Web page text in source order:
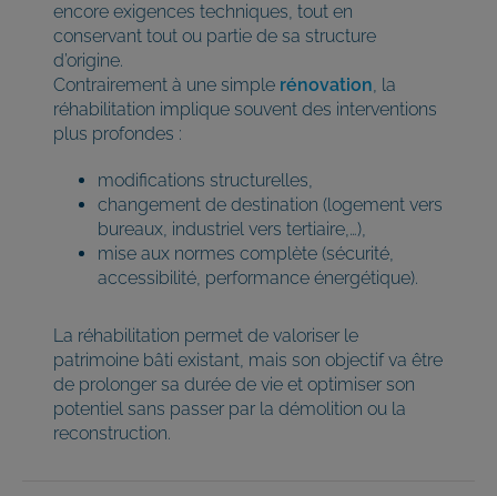
encore exigences techniques, tout en
conservant tout ou partie de sa structure
d’origine.
Contrairement à une simple rénovation, la
réhabilitation implique souvent des interventions
plus profondes :
modifications structurelles,
changement de destination (logement vers
bureaux, industriel vers tertiaire,…),
mise aux normes complète (sécurité,
accessibilité, performance énergétique).
La réhabilitation permet de valoriser le
patrimoine bâti existant, mais son objectif va être
de prolonger sa durée de vie et optimiser son
potentiel sans passer par la démolition ou la
reconstruction.